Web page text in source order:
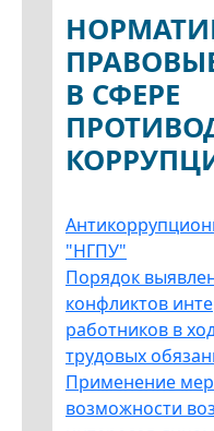
В СФЕРЕ
"НГПУ"
Порядок
конфликтов
работников в
трудовых
Применение
возможности